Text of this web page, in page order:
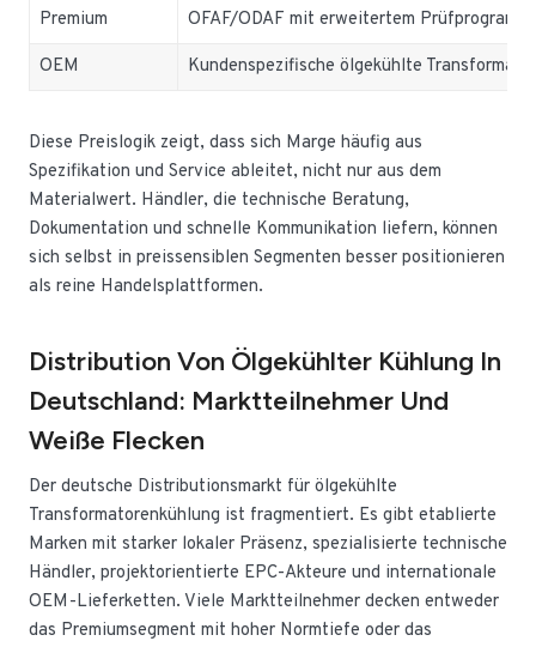
Premium OFAF/ODAF mit erweitertem Prüfprogramm
OEM Kundenspezifische ölgekühlte
Diese Preislogik zeigt, dass sich Marge häufig aus
Spezifikation und Service ableitet, nicht nur aus dem
Materialwert. Händler, die technische Beratung,
Dokumentation und schnelle Kommunikation liefern, können
sich selbst in preissensiblen Segmenten besser positionieren
als reine Handelsplattformen.
Distribution Von Ölgekühlter Kühlung In
Deutschland: Marktteilnehmer Und
Weiße Flecken
Der deutsche Distributionsmarkt für ölgekühlte
Transformatorenkühlung ist fragmentiert. Es gibt etablierte
Marken mit starker lokaler Präsenz, spezialisierte technische
Händler, projektorientierte EPC-Akteure und internationale
OEM-Lieferketten. Viele Marktteilnehmer decken entweder
das Premiumsegment mit hoher Normtiefe oder das